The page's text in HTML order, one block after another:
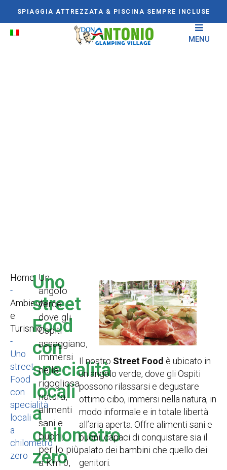
SPIAGGIA ATTREZZATA & PISCINA SEMPRE INCLUSE
MENU
Home
-
Ambiente
e
Turismo
-
Uno
street
Food
con
specialità
locali
a
chilometro
zero
Uno
street
Food
con
specialità
locali
a
chilometro
zero
Un
angolo
verde
dove gli
Ospiti
assaggiano,
immersi
nella
rigogliosa
natura,
alimenti
sani e
buoni,
per lo più
a Km 0,
Il nostro Street Food è ubicato in
un angolo verde, dove gli Ospiti
possono rilassarsi e degustare
ottimo cibo, immersi nella natura, in
modo informale e in totale libertà
all’aria aperta. Offre alimenti sani e
buoni, capaci di conquistare sia il
palato dei bambini che quello dei
genitori.